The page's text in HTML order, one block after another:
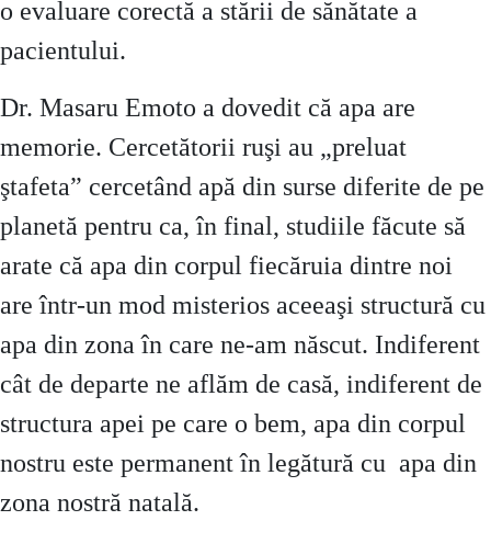
o evaluare corectă a stării de sănătate a
pacientului.
Dr. Masaru Emoto a dovedit că apa are
memorie. Cercetătorii ruşi au „preluat
ştafeta” cercetând apă din surse diferite de pe
planetă pentru ca, în final, studiile făcute să
arate că apa din corpul fiecăruia dintre noi
are într-un mod misterios aceeaşi structură cu
apa din zona în care ne-am născut. Indiferent
cât de departe ne aflăm de casă, indiferent de
structura apei pe care o bem, apa din corpul
nostru este permanent în legătură cu apa din
zona nostră natală.